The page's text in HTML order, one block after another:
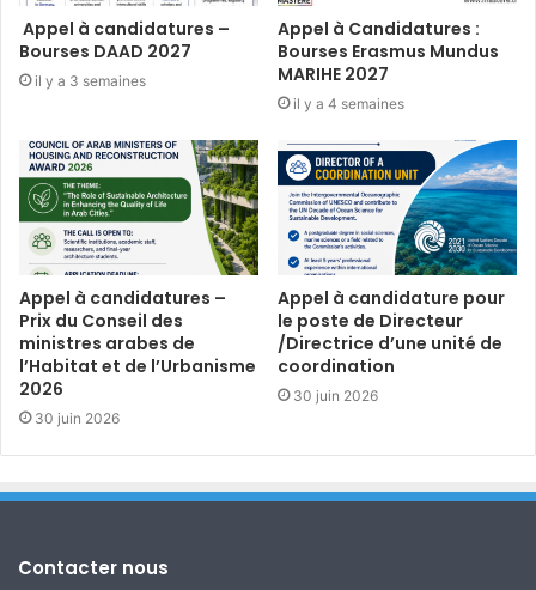
Appel à candidatures –
Bourses DAAD 2027
il y a 3 semaines
Appel à Candidatures :
Bourses Erasmus Mundus
MARIHE 2027
il y a 4 semaines
Appel à candidatures –
Prix du Conseil des
ministres arabes de
l’Habitat et de l’Urbanisme
2026
30 juin 2026
Appel à candidature pour
le poste de Directeur
/Directrice d’une unité de
coordination
30 juin 2026
Contacter nous